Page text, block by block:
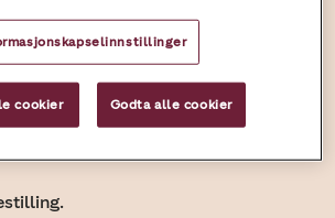
ved
ferge
cookier Godta alle cookier